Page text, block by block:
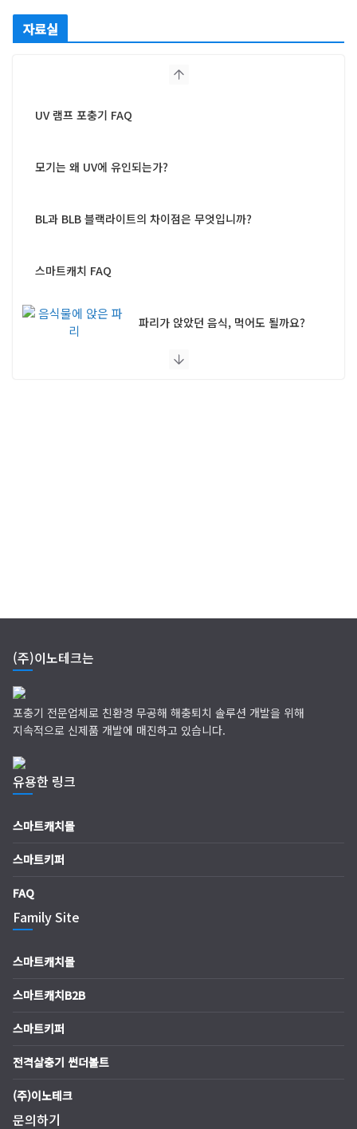
자료실
UV 램프 포충기 FAQ
모기는 왜 UV에 유인되는가?
BL과 BLB 블랙라이트의 차이점은 무엇입니까?
스마트캐치 FAQ
파리가 앉았던 음식, 먹어도 될까요?
(주)이노테크는
포충기 전문업체로 친환경 무공해 해충퇴치 솔루션 개발을 위해
지속적으로 신제품 개발에 매진하고 있습니다.
유용한 링크
스마트캐치몰
스마트키퍼
FAQ
Family Site
스마트캐치몰
스마트캐치B2B
스마트키퍼
전격살충기 썬더볼트
(주)이노테크
문의하기